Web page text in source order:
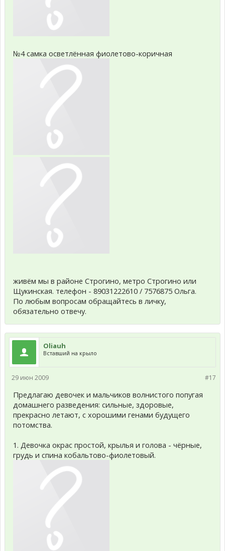
№4 самка осветлённая фиолетово-коричная
живём мы в районе Строгино, метро Строгино или
Щукинская. телефон - 89031222610 / 7576875 Ольга.
По любым вопросам обращайтесь в личку,
обязательно отвечу.
Oliauh
Вставший на крыло
#17
29 июн 2009
Предлагаю девочек и мальчиков волнистого попугая
домашнего разведения: сильные, здоровые,
прекрасно летают, с хорошими генами будущего
потомства.
1. Девочка окрас простой, крылья и голова - чёрные,
грудь и спина кобальтово-фиолетовый.